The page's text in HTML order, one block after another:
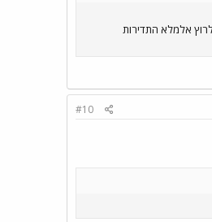
לרוץ אלמלא התדירות
#10